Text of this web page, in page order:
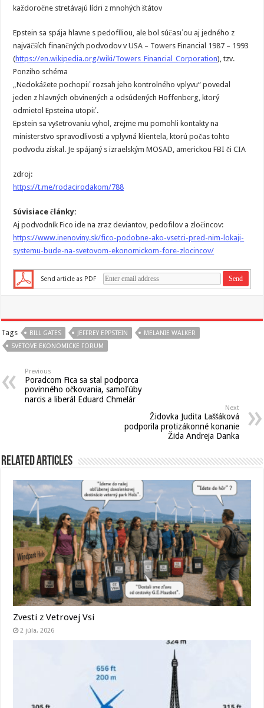
každoročne stretávajú lídri z mnohých štátov
Epstein sa spája hlavne s pedofíliou, ale bol súčasťou aj jedného z
najväčších finančných podvodov v USA – Towers Financial 1987 – 1993
(https://en.wikipedia.org/wiki/Towers_Financial_Corporation), tzv.
Ponziho schéma
„Nedokážete pochopiť rozsah jeho kontrolného vplyvu“ povedal
jeden z hlavných obvinených a odsúdených Hoffenberg, ktorý
odmietol Epsteina utopiť.
Epstein sa vyšetrovaniu vyhol, zrejme mu pomohli kontakty na
ministerstvo spravodlivosti a vplyvná klientela, ktorú počas tohto
podvodu získal. Je spájaný s izraelským MOSAD, americkou FBI či CIA
zdroj:
https://t.me/rodacirodakom/788
Súvisiace články:
Aj podvodník Fico ide na zraz deviantov, pedofilov a zločincov:
https://www.inenoviny.sk/fico-podobne-ako-vsetci-pred-nim-lokaji-
systemu-bude-na-svetovom-ekonomickom-fore-zlocincov/
Send article as PDF
Tags BILL GATES JEFFREY EPPSTEIN
MELANIE WALKER
SVETOVE EKONOMICKE FORUM
Previous
Poradcom Fica sa stal podporca
povinného očkovania, samoľúby
narcis a liberál Eduard Chmelár
Next
Židovka Judita Laššáková
podporila protizákonné konanie
Žida Andreja Danka
Related Articles
Zvesti z Vetrovej Vsi
2 júla, 2026